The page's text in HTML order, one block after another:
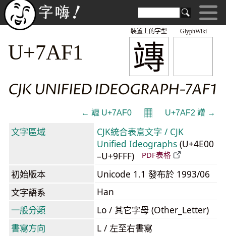
GlyphWiki
竱
裝置上的字型
U+7AF1
CJK UNIFIED IDEOGRAPH-7AF1
← 竰 U+7AF0 𝄜 U+7AF2 竲 →
文字區域
CJK統合表意文字 / CJK
Unified Ideographs (U+4E00
–U+9FFF)
PDF表格
初始版本
Unicode 1.1 發布於 1993/06
文字語系
Han
一般分類
Lo / 其它字母 (Other_Letter)
書寫方向
L / 左至右書寫